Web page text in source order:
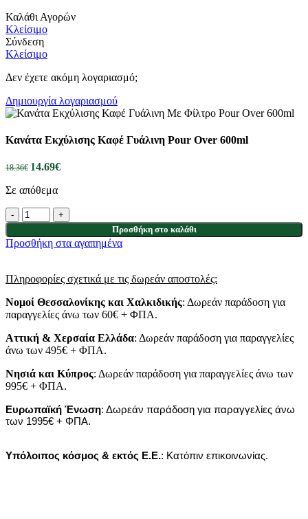
Καλάθι Αγορών
Κλείσιμο
Σύνδεση
Κλείσιμο
Δεν έχετε ακόμη λογαριασμό;
Δημιουργία λογαριασμού
Κανάτα Εκχύλισης Καφέ Γυάλινη Pour Over 600ml
18.36€ 14.69€
Σε απόθεμα
Προσθήκη στο καλάθι
Προσθήκη στα αγαπημένα
Πληροφορίες σχετικά με τις δωρεάν αποστολές:
Νομοί Θεσσαλονίκης και Χαλκιδικής: Δωρεάν παράδοση για
παραγγελίες άνω των 60€ + ΦΠΑ.
Αττική & Χερσαία Ελλάδα: Δωρεάν παράδοση για παραγγελίες
άνω των 495€ + ΦΠΑ.
Νησιά και Κύπρος: Δωρεάν παράδοση για παραγγελίες άνω των
995€ + ΦΠΑ.
Ευρωπαϊκή Ένωση: Δωρεάν παράδοση για παραγγελίες άνω
των 1995€ + ΦΠΑ.
Υπόλοιπος κόσμος & εκτός Ε.Ε.: Κατόπιν επικοινωνίας.